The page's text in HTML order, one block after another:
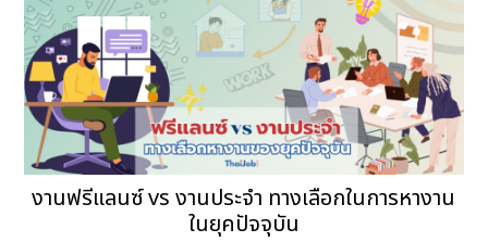
งานฟรีแลนซ์ vs งานประจำ ทางเลือกในการหางาน
ในยุคปัจจุบัน